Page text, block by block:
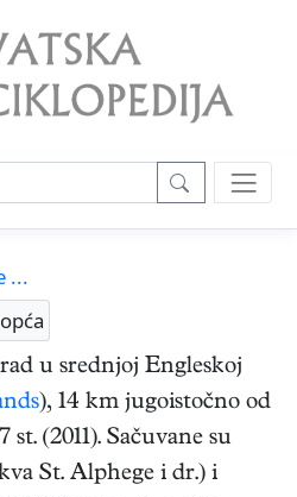
...
u srednjoj Engleskoj
), 14 km jugoistočno od
(2011). Sačuvane su
St. Alphege i dr.) i